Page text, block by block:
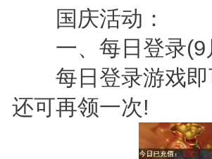
国庆活动：
一、每日登录(9
每日登录游戏即
还可再领一次!